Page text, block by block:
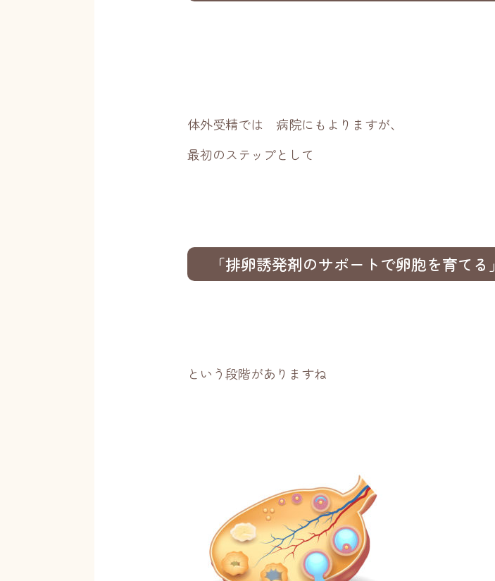
体外受精では 病院にもよりますが、
最初のステップとして
「排卵誘発剤のサポートで卵胞を育てる」
という段階がありますね